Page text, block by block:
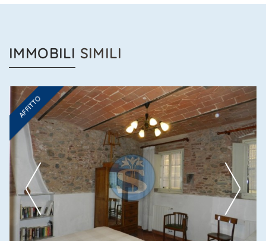
IMMOBILI SIMILI
AFFITTO
Ti interessa?
Contatta
--------------------
Vedi tutti i dettagli